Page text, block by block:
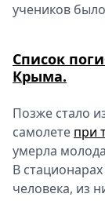
учеников
Список
Крыма.
Позже стало
самолете при
умерла
В
человека, из